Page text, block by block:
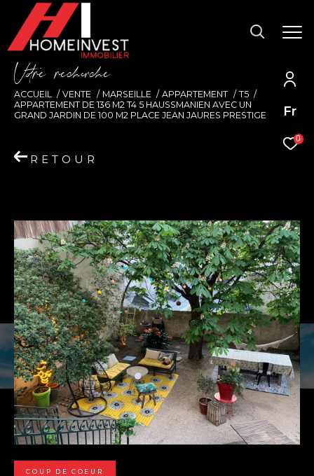
Fr
0
Vore recece
ACCUEIL VENTE MARSEILLE APPARTEMENT
T5
APPARTEMENT DE 136 M2 T4 5 HAUSSMANIEN AVEC UN
GRAND JARDIN DE 100 M2 PLACE JEAN JAURES PRESTIGE
RETOUR
COUP DE COEUR